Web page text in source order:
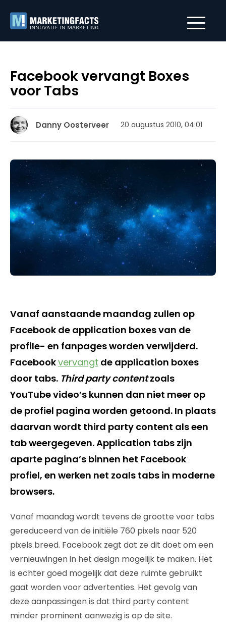
Facebook vervangt Boxes
voor Tabs
Danny Oosterveer 20 augustus 2010, 04:01
Vanaf aanstaande maandag zullen op
Facebook de application boxes van de
profile- en fanpages worden verwijderd.
Facebookvervangt de application boxes
door tabs. Third party contentzoals
YouTube video’s kunnen dan niet meer op
de profiel pagina worden getoond. In plaats
daarvan wordt third party content als een
tab weergegeven. Application tabs zijn
aparte pagina’s binnen het Facebook
profiel, en werken net zoals tabs in moderne
browsers.
Vanaf maandag wordt tevens de grootte voor tabs
gereduceerd van de initiële 760 pixels naar 520
pixels breed. Facebook zegt dat ze dit doet om een
vernieuwingen in het design mogelijk te maken. Het
is echter goed mogelijk dat deze ruimte gebruikt
gaat worden voor advertenties. Het gevolg van
deze aanpassingen is dat third party content
minder prominent aanwezig is op de site.